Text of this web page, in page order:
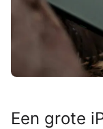
Een grote